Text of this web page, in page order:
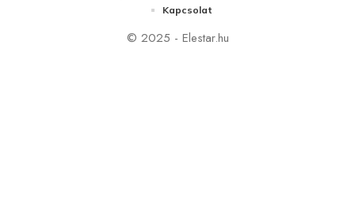
© 2025 - Elestar.hu
Kapcsolat